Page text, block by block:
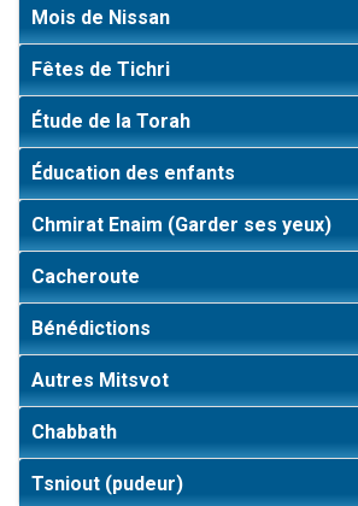
Mois de Nissan
Fêtes de Tichri
Étude de la Torah
Éducation des enfants
Chmirat Enaim (Garder ses yeux)
Cacheroute
Bénédictions
Autres Mitsvot
Chabbath
Tsniout (pudeur)